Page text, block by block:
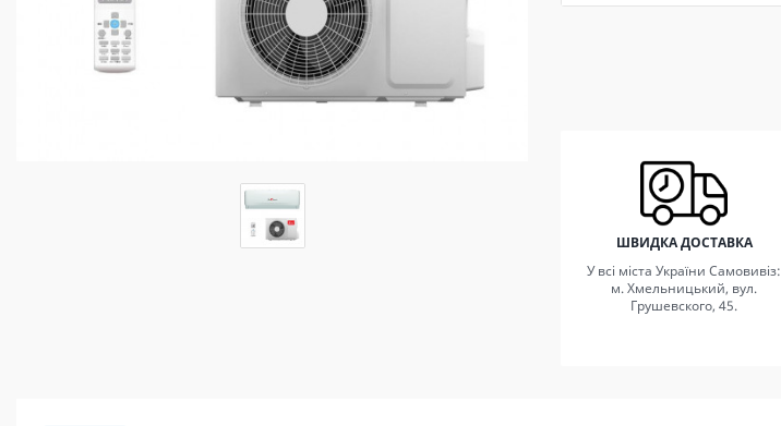
ШВИДКА ДОСТАВКА
У всі міста України Самовивіз:
м. Хмельницький, вул.
Грушевского, 45.